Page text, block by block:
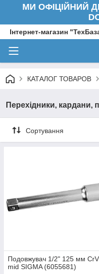
МИ ОФІЦІЙНИЙ
Інтернет-магазин
КАТАЛОГ ТОВАРОВ
Перехідники, кардани,
Сортування
Подовжувач 1/2" 125 мм CrV
mid SIGMA (6055681)